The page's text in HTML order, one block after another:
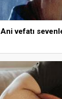
Ani vefatı